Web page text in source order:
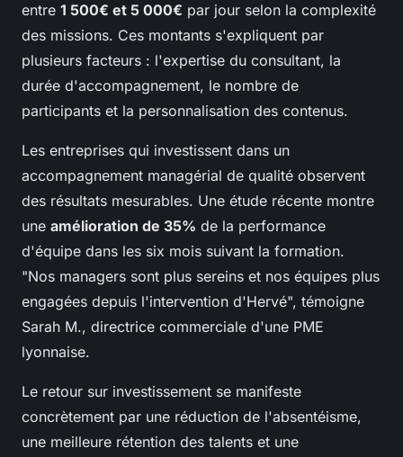
entre 1 500€ et 5 000€ par jour selon la complexité
des missions. Ces montants s'expliquent par
plusieurs facteurs : l'expertise du consultant, la
durée d'accompagnement, le nombre de
participants et la personnalisation des contenus.
Les entreprises qui investissent dans un
accompagnement managérial de qualité observent
des résultats mesurables. Une étude récente montre
une amélioration de 35% de la performance
d'équipe dans les six mois suivant la formation.
"Nos managers sont plus sereins et nos équipes plus
engagées depuis l'intervention d'Hervé", témoigne
Sarah M., directrice commerciale d'une PME
lyonnaise.
Le retour sur investissement se manifeste
concrètement par une réduction de l'absentéisme,
une meilleure rétention des talents et une